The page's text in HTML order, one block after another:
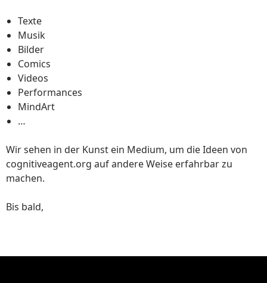
Texte
Musik
Bilder
Comics
Videos
Performances
MindArt
…
Wir sehen in der Kunst ein Medium, um die Ideen von
cognitiveagent.org auf andere Weise erfahrbar zu
machen.
Bis bald,